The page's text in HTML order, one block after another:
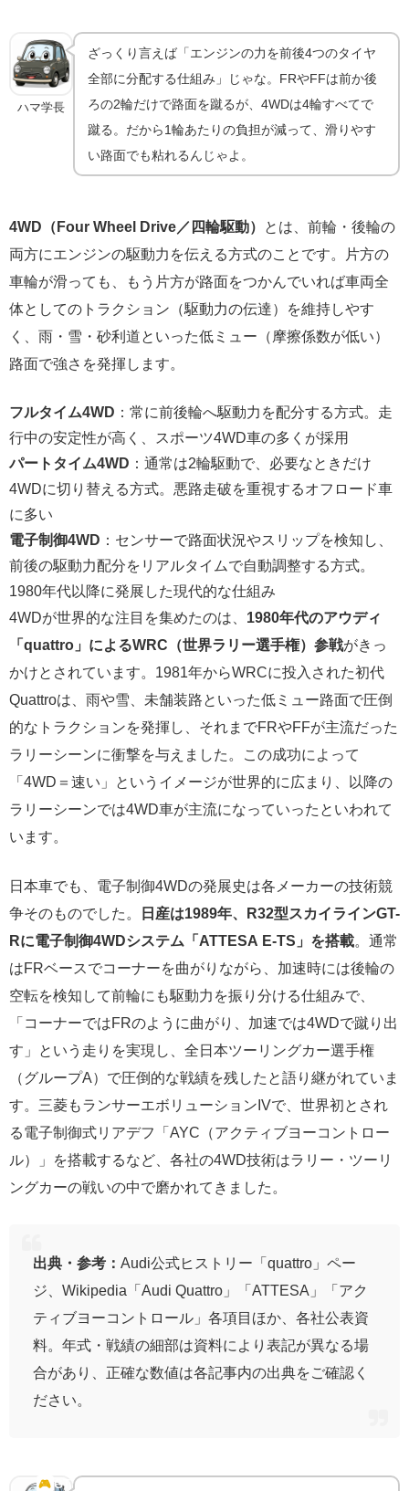
ハマ学長
ざっくり言えば「エンジンの力を前後4つのタイヤ
全部に分配する仕組み」じゃな。FRやFFは前か後
ろの2輪だけで路面を蹴るが、4WDは4輪すべてで
蹴る。だから1輪あたりの負担が減って、滑りやす
い路面でも粘れるんじゃよ。
4WD（Four Wheel Drive／四輪駆動）
とは、前輪・後輪の
両方にエンジンの駆動力を伝える方式のことです。片方の
車輪が滑っても、もう片方が路面をつかんでいれば車両全
体としてのトラクション（駆動力の伝達）を維持しやす
く、雨・雪・砂利道といった低ミュー（摩擦係数が低い）
路面で強さを発揮します。
フルタイム4WD ：常に前後輪へ駆動力を配分する方式。走
行中の安定性が高く、スポーツ4WD車の多くが採用
パートタイム4WD ：通常は2輪駆動で、必要なときだけ
4WDに切り替える方式。悪路走破を重視するオフロード車
に多い
電子制御4WD ：センサーで路面状況やスリップを検知し、
前後の駆動力配分をリアルタイムで自動調整する方式。
1980年代以降に発展した現代的な仕組み
4WDが世界的な注目を集めたのは、 1980年代のアウディ
「quattro」によるWRC（世界ラリー選手権）参戦がきっ
かけとされています。1981年からWRCに投入された初代
Quattroは、雨や雪、未舗装路といった低ミュー路面で圧倒
的なトラクションを発揮し、それまでFRやFFが主流だった
ラリーシーンに衝撃を与えました。この成功によって
「4WD＝速い」というイメージが世界的に広まり、以降の
ラリーシーンでは4WD車が主流になっていったといわれて
います。
日本車でも、電子制御4WDの発展史は各メーカーの技術競
争そのものでした。
日産は1989年、R32型スカイラインGT-
Rに電子制御4WDシステム「ATTESA E-TS」を搭載 。通常
はFRベースでコーナーを曲がりながら、加速時には後輪の
空転を検知して前輪にも駆動力を振り分ける仕組みで、
「コーナーではFRのように曲がり、加速では4WDで蹴り出
す」という走りを実現し、全日本ツーリングカー選手権
（グループA）で圧倒的な戦績を残したと語り継がれていま
す。三菱もランサーエボリューションIVで、世界初とされ
る電子制御式リアデフ「AYC（アクティブヨーコントロー
ル）」を搭載するなど、各社の4WD技術はラリー・ツーリ
ングカーの戦いの中で磨かれてきました。
出典・参考： Audi公式ヒストリー「quattro」ペー
ジ、Wikipedia「Audi Quattro」「ATTESA」「アク
ティブヨーコントロール」各項目ほか、各社公表資
料。年式・戦績の細部は資料により表記が異なる場
合があり、正確な数値は各記事内の出典をご確認く
ださい。
🎮 GT7の仕様